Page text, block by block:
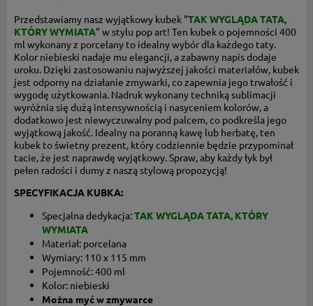
Przedstawiamy nasz wyjątkowy kubek "TAK WYGLĄDA TATA,
KTÓRY WYMIATA" w stylu pop art! Ten kubek o pojemności 400
ml wykonany z porcelany to idealny wybór dla każdego taty.
Kolor niebieski nadaje mu elegancji, a zabawny napis dodaje
uroku. Dzięki zastosowaniu najwyższej jakości materiałów, kubek
jest odporny na działanie zmywarki, co zapewnia jego trwałość i
wygodę użytkowania. Nadruk wykonany techniką sublimacji
wyróżnia się dużą intensywnością i nasyceniem kolorów, a
dodatkowo jest niewyczuwalny pod palcem, co podkreśla jego
wyjątkową jakość. Idealny na poranną kawę lub herbatę, ten
kubek to świetny prezent, który codziennie będzie przypominał
tacie, że jest naprawdę wyjątkowy. Spraw, aby każdy łyk był
pełen radości i dumy z naszą stylową propozycją!
SPECYFIKACJA KUBKA:
Specjalna dedykacja:TAK WYGLĄDA TATA, KTÓRY
WYMIATA
Materiał: porcelana
Wymiary: 110 x 115 mm
Pojemność: 400 ml
Kolor: niebieski
Można myć w zmywarce